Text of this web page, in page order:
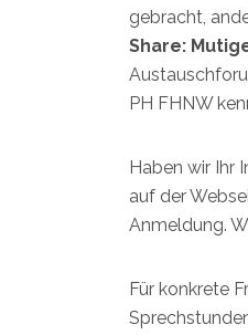
gebracht,
Share:
PH FHNW
Haben wir Ihr
auf der
Anmeldung.
Für konkrete